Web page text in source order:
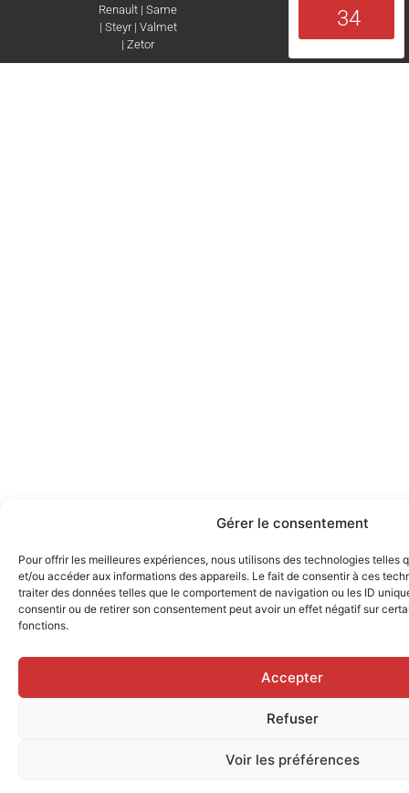
Gérer le consentement
Pour offrir les meilleures expériences, nous utilisons des technologies telles
et/ou accéder aux informations des appareils. Le fait de consentir à ces
traiter des données telles que le comportement de navigation ou les ID
consentir ou de retirer son consentement peut avoir un effet négatif sur
fonctions.
Accepter
Refuser
Voir les préférences
Renault |Same
| Steyr| Valmet
|Zetor
34